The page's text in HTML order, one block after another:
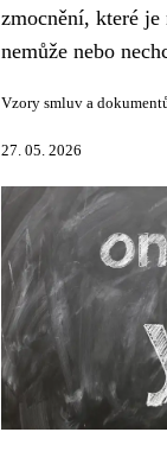
zmocnění, které
nemůže nebo
Vzory smluv a
27. 05. 2026